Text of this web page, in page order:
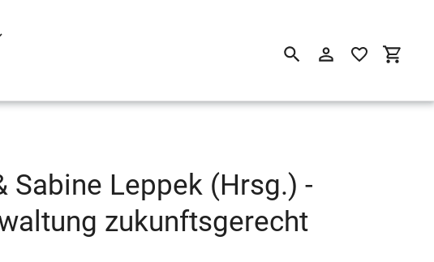
SuchenEinloggen
Sabine Leppek (Hrsg.) -
zukunftsgerecht